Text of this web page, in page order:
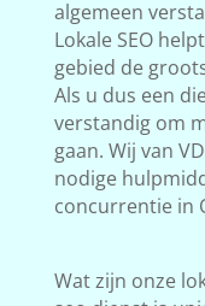
algemeen
Lokale SEO
gebied de
Als u dus een
verstandig om
gaan. Wij van
nodige
concurrentie in
Wat zijn onze